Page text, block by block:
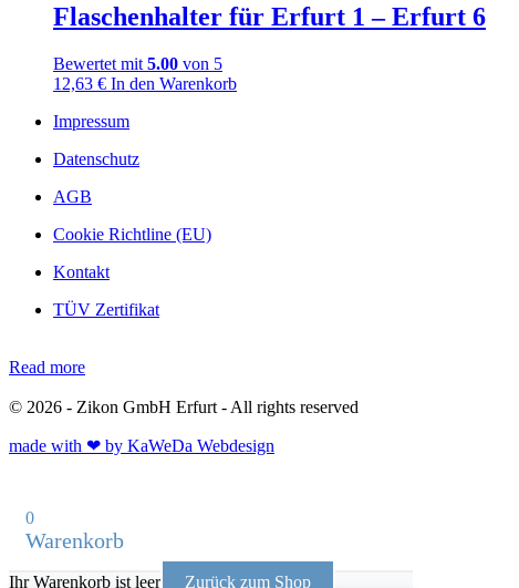
Flaschenhalter für Erfurt 1 – Erfurt 6
Bewertet mit 5.00 von 5
12,63 € In den Warenkorb
Impressum
Datenschutz
AGB
Cookie Richtline (EU)
Kontakt
TÜV Zertifikat
Read more
© 2026 - Zikon GmbH Erfurt - All rights reserved
made with ❤ by KaWeDa Webdesign
0
Warenkorb
Ihr Warenkorb ist leer Zurück zum Shop